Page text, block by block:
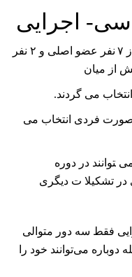
۷ ﻧﻔﺮ ﻋﻀﻮ ﺍﺻﻠﯽ ﻭ ۲ﻧﻔﺮ
ﺍﺯ ﻣﻴﺎﻥ
می گرﺩﻧﺪ.
ﻓﺮﺩی ﺍﻧﺘﺨﺎﺏ می
ﺘﻮﺍﻧﻨﺪ ﺩﺭ ﺩﻭﺭﻩ
ﺩﺭ ﺗﺸﮑﻴﻼ ﺕ ﺩﻳﮕﺮی
فقط سه دور متوالی
دوباره می‌توانند خود را